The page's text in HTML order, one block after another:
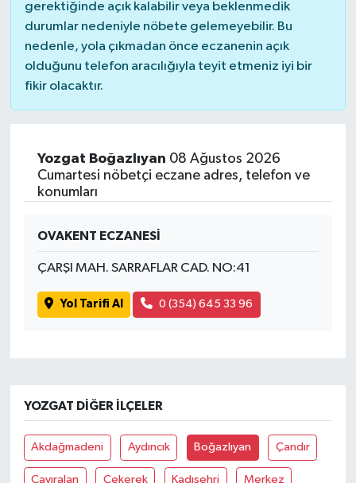
gerektiğinde açık kalabilir veya beklenmedik
durumlar nedeniyle nöbete gelemeyebilir. Bu
nedenle, yola çıkmadan önce eczanenin açık
olduğunu telefon aracılığıyla teyit etmeniz iyi bir
fikir olacaktır.
Yozgat Boğazlıyan 08 Ağustos 2026
Cumartesi nöbetçi eczane adres, telefon ve
konumları
OVAKENT ECZANESİ
ÇARŞI MAH. SARRAFLAR CAD. NO:41
Yol Tarifi Al 0 (354) 645 33 96
YOZGAT DIĞER İLÇELER
Akdağmadeni Aydıncık Boğazlıyan Çandır
Çayıralan Çekerek Kadışehri Merkez